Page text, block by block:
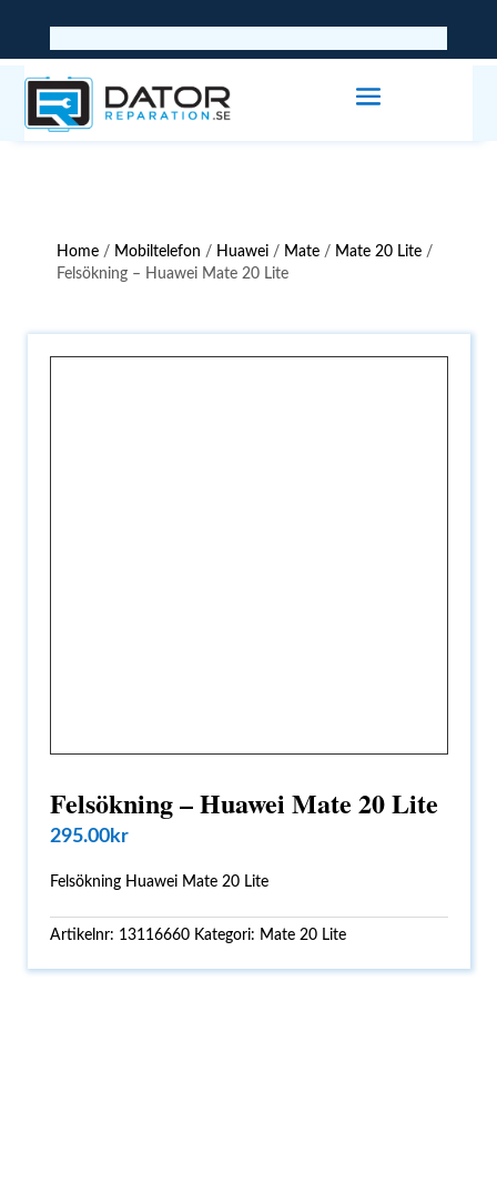
Home / Mobiltelefon / Huawei / Mate / Mate 20 Lite /
Felsökning – Huawei Mate 20 Lite
Felsökning – Huawei Mate 20 Lite
295.00kr
Felsökning Huawei Mate 20 Lite
Artikelnr: 13116660 Kategori: Mate 20 Lite